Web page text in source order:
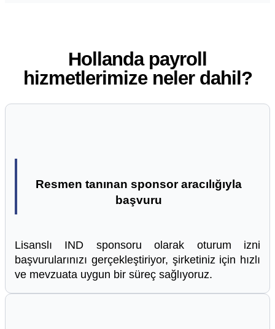
Hollanda payroll
hizmetlerimize neler dahil?
Resmen tanınan sponsor aracılığıyla
başvuru
Lisanslı IND sponsoru olarak oturum izni
başvurularınızı gerçekleştiriyor, şirketiniz için hızlı
ve mevzuata uygun bir süreç sağlıyoruz.